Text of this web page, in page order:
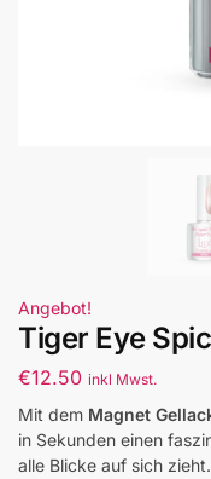
Angebot!
Tiger Eye
€12.50 inkl Mwst.
Mit dem Magnet
in Sekunden einen
alle Blicke auf sich